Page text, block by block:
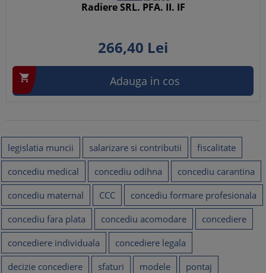
Radiere SRL. PFA. II. IF
266,40 Lei
 Adauga in cos
legislatia muncii salarizare si contributii
fiscalitate
concediu medical
concediu odihna
concediu carantina
concediu maternal
CCC
concediu formare profesionala
concediu fara plata
concediu acomodare
concediere
concediere individuala
concediere legala
decizie concediere
sfaturi modele
pontaj